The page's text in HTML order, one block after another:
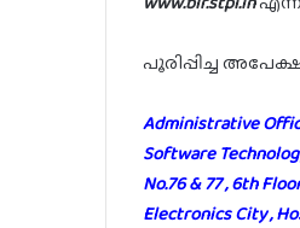
പൂരിപ്പിച്ച
Administrative
Software
No.76 & 77 , 6th
Electronics City ,